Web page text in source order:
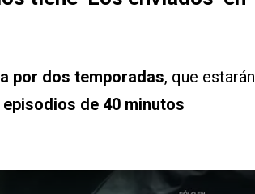
por dos temporadas, que estarán
de 40 minutos